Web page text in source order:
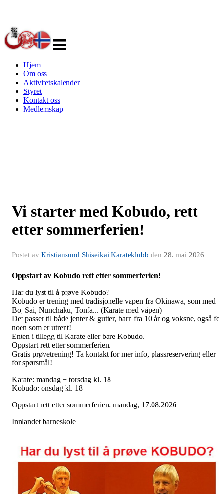
navigasjon
Hjem
Om oss
Aktivitetskalender
Styret
Kontakt oss
Medlemskap
Vi starter med Kobudo, rett
etter sommerferien!
Postet av Kristiansund Shiseikai Karateklubb den 28. mai 2026
Oppstart av Kobudo rett etter sommerferien!
Har du lyst til å prøve Kobudo?
Kobudo er trening med tradisjonelle våpen fra Okinawa, som med
Bo, Sai, Nunchaku, Tonfa... (Karate med våpen)
Det passer til både jenter & gutter, barn fra 10 år og voksne, også
noen som er utrent!
Enten i tillegg til Karate eller bare Kobudo.
Oppstart rett etter sommerferien.
Gratis prøvetrening! Ta kontakt for mer info, plassreservering eller
for spørsmål!
Karate: mandag + torsdag kl. 18
Kobudo: onsdag kl. 18
Oppstart rett etter sommerferien: mandag, 17.08.2026
Innlandet barneskole